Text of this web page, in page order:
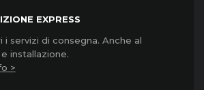
EXPRESS
i servizi di consegna. Anche al
installazione.
>